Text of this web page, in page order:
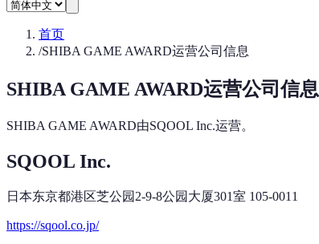
首页
/SHIBA GAME AWARD运营公司信息
SHIBA GAME AWARD运营公司信息
SHIBA GAME AWARD由SQOOL Inc.运营。
SQOOL Inc.
日本东京都港区芝公园2-9-8公园大厦301室 105-0011
https://sqool.co.jp/